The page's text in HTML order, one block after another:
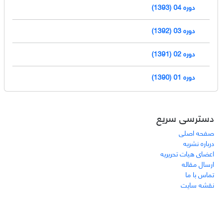
دوره 04 (1393)
دوره 03 (1392)
دوره 02 (1391)
دوره 01 (1390)
دسترسی سریع
صفحه اصلی
درباره نشریه
اعضای هیات تحریریه
ارسال مقاله
تماس با ما
نقشه سایت